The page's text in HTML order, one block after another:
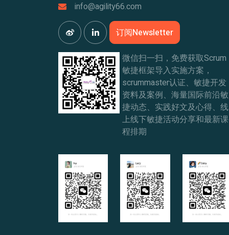
info@agility66.com
订阅Newsletter
微信扫一扫，免费获取Scrum
敏捷框架导入实施方案，
scrummaster认证、敏捷开发
资料及案例、海量国际前沿敏
捷动态、实践好文及心得、线
上线下敏捷活动分享和最新课
程排期